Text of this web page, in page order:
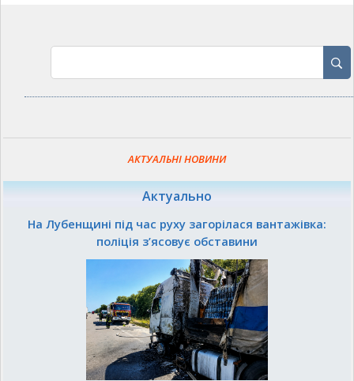
АКТУАЛЬНІ НОВИНИ
Актуально
На Лубенщині під час руху загорілася вантажівка:
поліція з’ясовує обставини